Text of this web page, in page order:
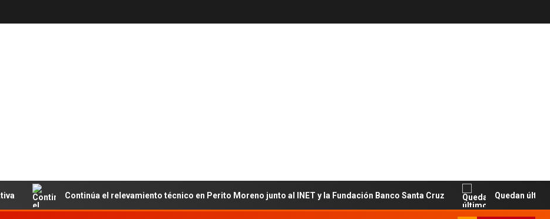
Continúa el relevamiento técnico en Perito Moreno junto al INET y la Fundación Banco Santa Cruz Quedan últimos